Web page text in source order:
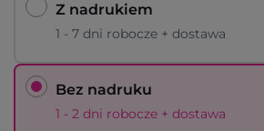
Z nadrukiem
1 - 7 dni robocze + dostawa
Bez nadruku
1 - 2 dni robocze + dostawa